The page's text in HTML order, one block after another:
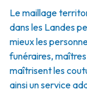
Le maillage
dans les Landes
mieux les
funéraires,
maîtrisent les
ainsi un service